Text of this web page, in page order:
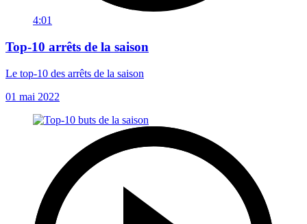
4:01
Top-10 arrêts de la saison
Le top-10 des arrêts de la saison
01 mai 2022